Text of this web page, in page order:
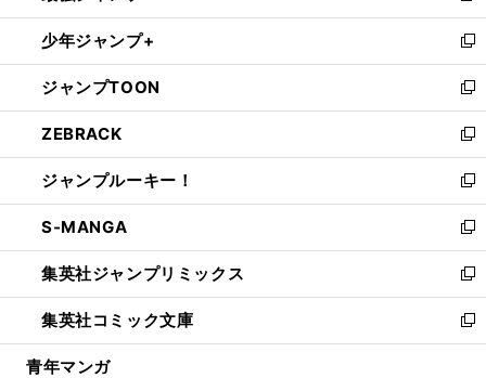
ウ
で
開
く
ン
ド
ウ
で
開
く
ウ
ィ
ン
ド
ウ
で
開
く
し
い
ウ
ィ
ン
ド
ウ
で
開
く
少年ジャンプ+
新
し
い
ウ
ィ
ン
ド
ウ
で
開
く
ジャンプTOON
新
し
い
ウ
ィ
ン
ド
ウ
で
開
く
ZEBRACK
新
し
い
ウ
ィ
ン
ド
ウ
で
開
ジャンプルーキー！
新
し
い
ウ
ィ
ン
ド
ウ
S-MANGA
新
し
い
ウ
ィ
ン
集英社ジャンプリミックス
新
し
い
ウ
集英社コミック文庫
新
し
青年マンガ